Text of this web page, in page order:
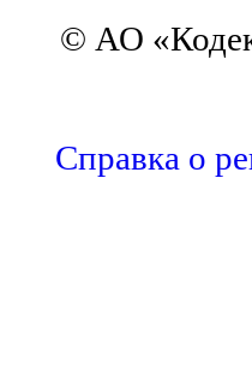
© АО
Справка о